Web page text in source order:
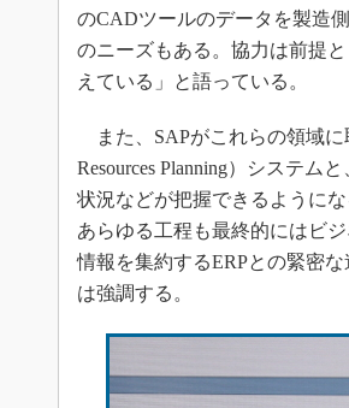
のCADツールのデータを製造
のニーズもある。協力は前提
えている」と語っている。
また、SAPがこれらの領域に
Resources Planning）システム
状況などが把握できるように
あらゆる工程も最終的にはビ
情報を集約するERPとの緊密
は強調する。